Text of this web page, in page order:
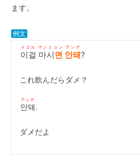
ます。
例文
이걸 마시 면 안돼
イゴル マシミョン アンデ
?
これ飲んだらダメ？
안돼
アンデ
.
ダメだよ